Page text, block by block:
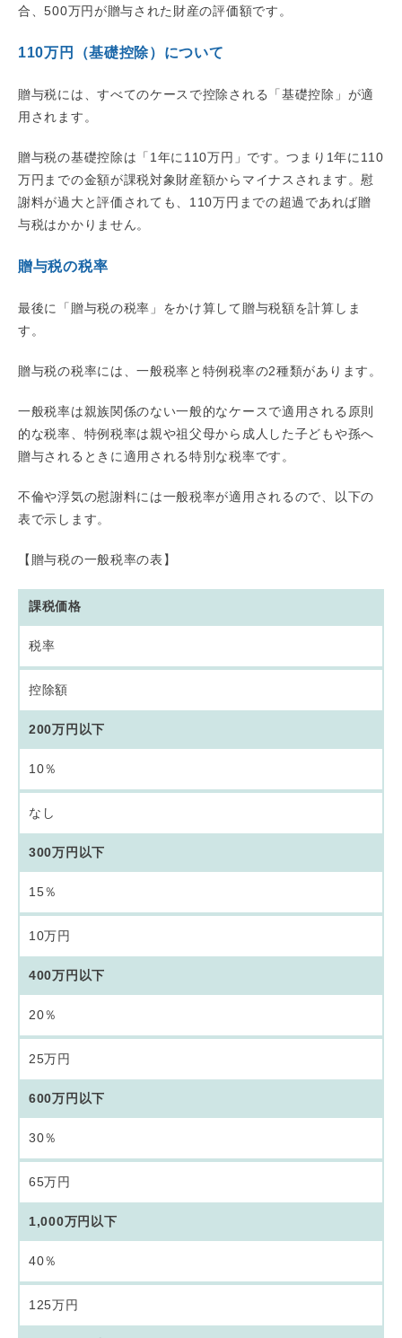
合、500万円が贈与された財産の評価額です。
110万円（基礎控除）について
贈与税には、すべてのケースで控除される「基礎控除」が適
用されます。
贈与税の基礎控除は「1年に110万円」です。つまり1年に110
万円までの金額が課税対象財産額からマイナスされます。慰
謝料が過大と評価されても、110万円までの超過であれば贈
与税はかかりません。
贈与税の税率
最後に「贈与税の税率」をかけ算して贈与税額を計算しま
す。
贈与税の税率には、一般税率と特例税率の2種類があります。
一般税率は親族関係のない一般的なケースで適用される原則
的な税率、特例税率は親や祖父母から成人した子どもや孫へ
贈与されるときに適用される特別な税率です。
不倫や浮気の慰謝料には一般税率が適用されるので、以下の
表で示します。
【贈与税の一般税率の表】
課税価格
税率
控除額
200万円以下
10％
なし
300万円以下
15％
10万円
400万円以下
20％
25万円
600万円以下
30％
65万円
1,000万円以下
40％
125万円